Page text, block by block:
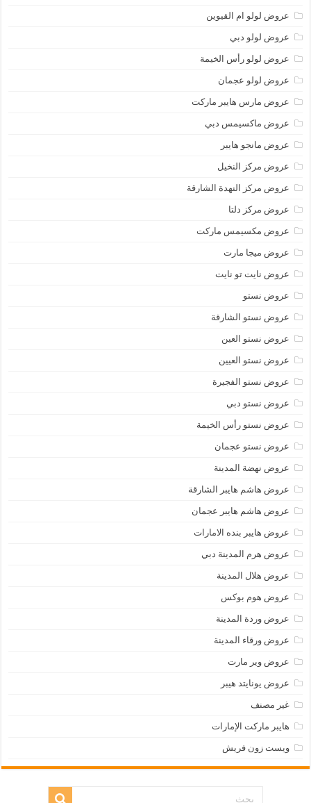
عروض لولو ام القيوين
عروض لولو دبي
عروض لولو رأس الخيمة
عروض لولو عجمان
عروض مارس هايبر ماركت
عروض ماكسيمس دبي
عروض مانجو هايبر
عروض مركز النخيل
عروض مركز النهدة الشارقة
عروض مركز دلتا
عروض مكسيمس ماركت
عروض ميجا مارت
عروض نايت تو نايت
عروض نستو
عروض نستو الشارقة
عروض نستو العين
عروض نستو العيين
عروض نستو الفجيرة
عروض نستو دبي
عروض نستو رأس الخيمة
عروض نستو عجمان
عروض نهضة المدينة
عروض هاشم هايبر الشارقة
عروض هاشم هايبر عجمان
عروض هايبر بنده الامارات
عروض هرم المدينة دبي
عروض هلال المدينة
عروض هوم بوكس
عروض وردة المدينة
عروض ورقاء المدينة
عروض وير مارت
عروض يونايتد هيبر
غير مصنف
هايبر ماركت الإمارات
ويست زون فريش